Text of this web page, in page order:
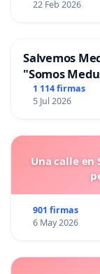
22 Feb 2026
Salvemos
"Somos
1 114 firmas
5 Jul 2026
Una calle en
901 firmas
6 May 2026